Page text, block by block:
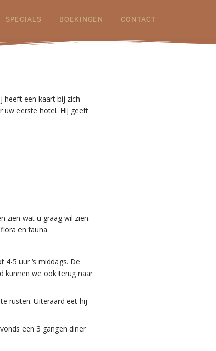
SPECIALS BOEKINGEN CONTACT
heeft een kaart bij zich
uw eerste hotel. Hij geeft
zien wat u graag wil zien.
en fauna.
5 uur ‘s middags. De
kunnen we ook terug naar
rusten. Uiteraard eet hij
een 3 gangen diner